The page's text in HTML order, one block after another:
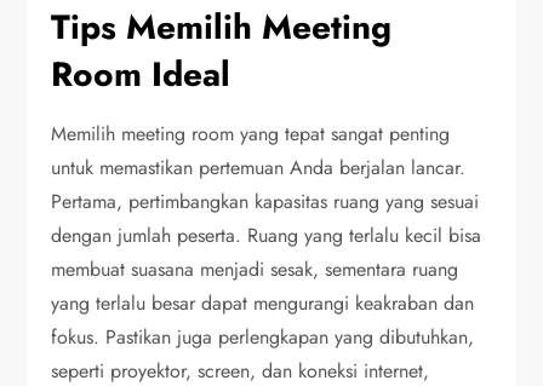
Tips Memilih Meeting
Room Ideal
Memilih meeting room yang tepat sangat penting
untuk memastikan pertemuan Anda berjalan lancar.
Pertama, pertimbangkan kapasitas ruang yang sesuai
dengan jumlah peserta. Ruang yang terlalu kecil bisa
membuat suasana menjadi sesak, sementara ruang
yang terlalu besar dapat mengurangi keakraban dan
fokus. Pastikan juga perlengkapan yang dibutuhkan,
seperti proyektor, screen, dan koneksi internet,